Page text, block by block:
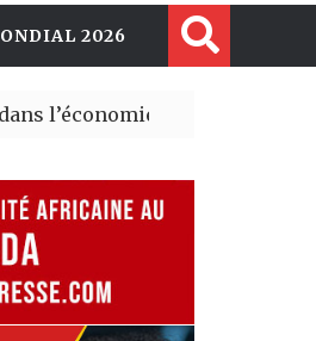
2026
mais trois grands